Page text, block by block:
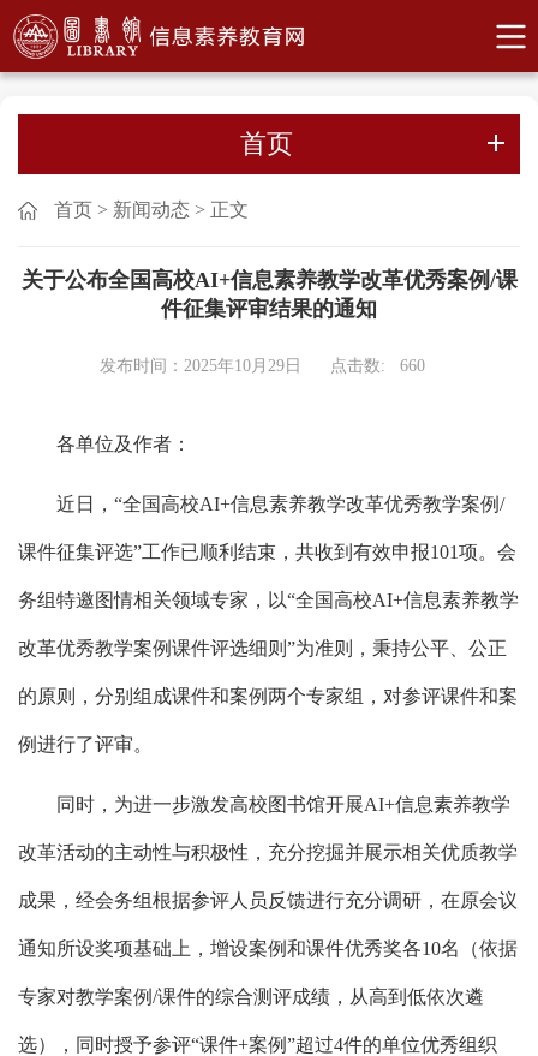
首页
首页 > 新闻动态 > 正文
关于公布全国高校AI+信息素养教学改革优秀案例/课
件征集评审结果的通知
发布时间：2025年10月29日 点击数: 660
各单位及作者：
近日，“全国高校AI+信息素养教学改革优秀教学案例/
课件征集评选”工作已顺利结束，共收到有效申报101项。会
务组特邀图情相关领域专家，以“全国高校AI+信息素养教学
改革优秀教学案例课件评选细则”为准则，秉持公平、公正
的原则，分别组成课件和案例两个专家组，对参评课件和案
例进行了评审。
同时，为进一步激发高校图书馆开展AI+信息素养教学
改革活动的主动性与积极性，充分挖掘并展示相关优质教学
成果，经会务组根据参评人员反馈进行充分调研，在原会议
通知所设奖项基础上，增设案例和课件优秀奖各10名（依据
专家对教学案例/课件的综合测评成绩，从高到低依次遴
选），同时授予参评“课件+案例”超过4件的单位优秀组织